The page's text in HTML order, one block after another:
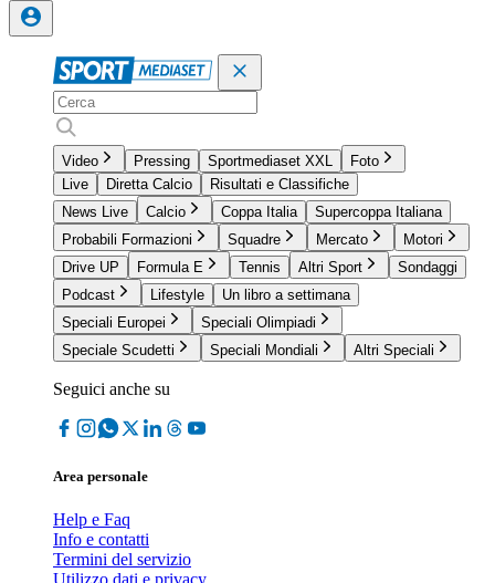
Video Pressing Sportmediaset XXL
Foto
Live
Diretta Calcio
Risultati e Classifiche
News Live
Calcio Coppa Italia
Supercoppa Italiana
Probabili Formazioni
Squadre Mercato
Motori
Drive UP
Formula E Tennis Altri Sport
Sondaggi
Podcast
Lifestyle
Un libro a settimana
Speciali Europei
Speciali Olimpiadi
Speciale Scudetti
Speciali Mondiali Altri Speciali
Seguici anche su
Area personale
Help e Faq
Info e contatti
Termini del servizio